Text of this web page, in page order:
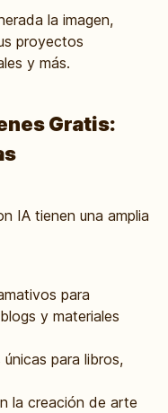
la imagen,
proyectos
y más.
Gratis:
IA tienen una amplia
para
y materiales
para libros,
la creación de arte